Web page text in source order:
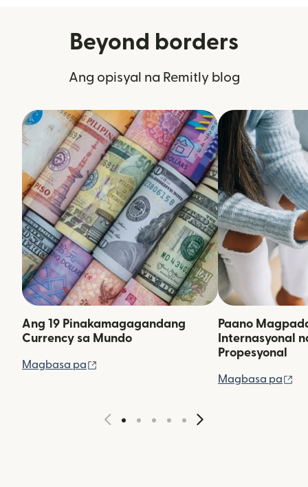
Beyond borders
Ang opisyal na Remitly blog
Ang 19 Pinakamagagandang
Currency sa Mundo
Magbasa pa
Paano
Internasyonal
Propesyonal
Magbasa pa